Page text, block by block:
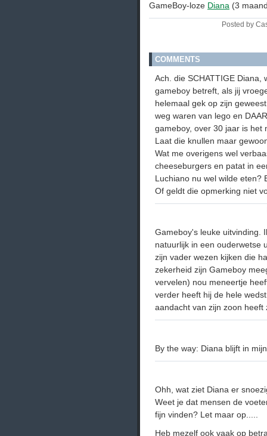
GameBoy-loze Diana (3
Posted by
COMMENTS
Ach. die SCHATTIGE Diana,
gameboy betreft, als jij
helemaal gek op zijn
weg waren van lego en
gameboy, over 30 jaar is het
Laat die knullen maar
Wat me overigens wel
cheeseburgers en patat in
Luchiano nu wel wilde eten?
Of geldt die opmerking niet
Gameboy's leuke uitvinding.
natuurlijk in een ouderwetse
zijn vader wezen kijken die
zekerheid zijn Gameboy
vervelen) nou meneertje
verder heeft hij de hele
aandacht van zijn zoon
By the way: Diana blijft in
Ohh, wat ziet Diana er
Weet je dat mensen de
fijn vinden? Let maar op.....
Heb mezelf ook vaak op